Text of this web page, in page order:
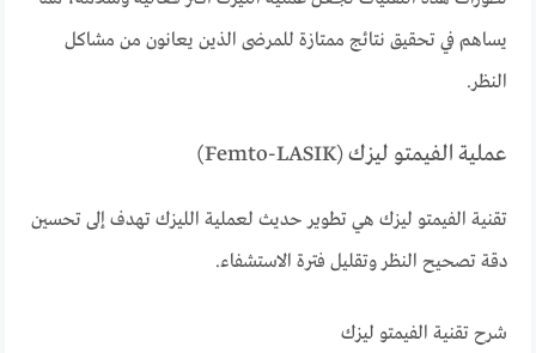
يساهم في تحقيق نتائج ممتازة للمرضى الذين يعانون من مشاكل
النظر.
عملية الفيمتو ليزك (Femto-LASIK)
تقنية الفيمتو ليزك هي تطوير حديث لعملية الليزك تهدف إلى تحسين
دقة تصحيح النظر وتقليل فترة الاستشفاء.
شرح تقنية الفيمتو ليزك